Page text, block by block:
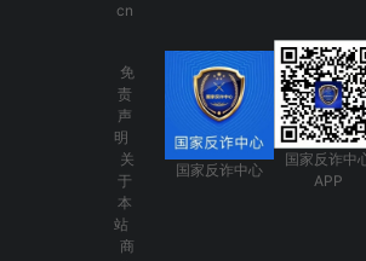
cn
免
责
声
明
关
于
本
站
商
国家反诈中心
国家反诈中
APP